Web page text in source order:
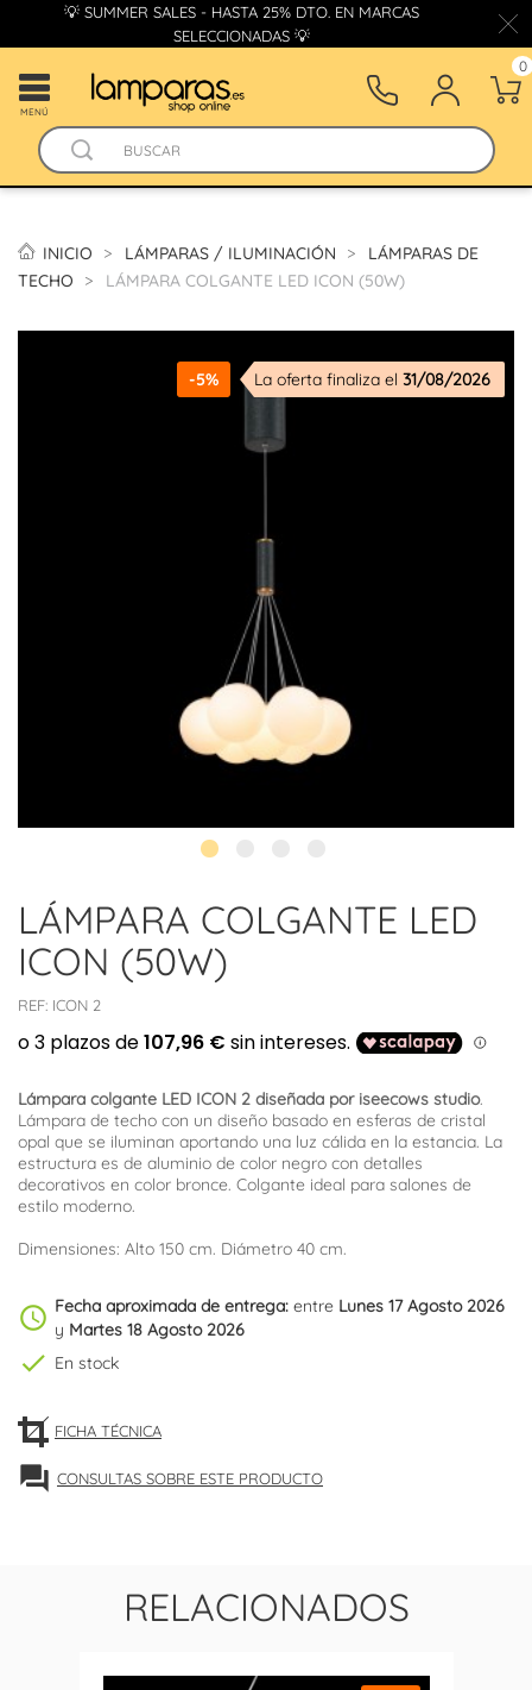
💡 SUMMER SALES - HASTA 25% DTO. EN MARCAS
SELECCIONADAS 💡
MENÚ
0
INICIO LÁMPARAS / ILUMINACIÓN
LÁMPARAS DE
TECHO
LÁMPARA COLGANTE LED ICON (50W)
-5% La oferta finaliza el 31/08/2026
LÁMPARA COLGANTE LED
ICON (50W)
REF: ICON 2
Lámpara colgante LED ICON 2 diseñada por iseecows studio.
Lámpara de techo con un diseño basado en esferas de cristal
opal que se iluminan aportando una luz cálida en la estancia. La
estructura es de aluminio de color negro con detalles
decorativos en color bronce. Colgante ideal para salones de
estilo moderno.
Dimensiones: Alto 150 cm. Diámetro 40 cm.
schedule Fecha aproximada de entrega: entre Lunes 17 Agosto 2026
y Martes 18 Agosto 2026
check En stock
FICHA TÉCNICA
forum CONSULTAS SOBRE ESTE PRODUCTO
RELACIONADOS